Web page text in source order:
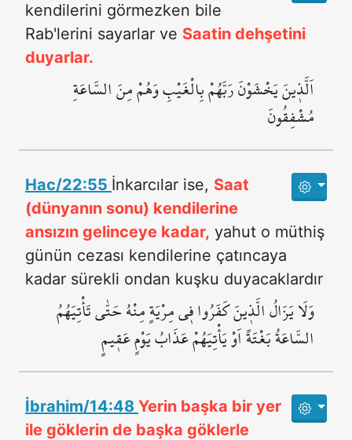
kendilerini görmezken bile
Rab'lerini sayarlar ve Saatin dehşetini
duyarlar.
اَلَّذ۪ينَ يَخْشَوْنَ رَبَّهُمْ بِالْغَيْبِ وَهُمْ مِنَ السَّاعَةِ
مُشْفِقُونَ
Hac/22:55 İnkarcılar ise, Saat
(dünyanın sonu) kendilerine
ansızın gelinceye kadar, yahut o müthiş
günün cezası kendilerine çatıncaya
kadar sürekli ondan kuşku duyacaklardır
وَلَا يَزَالُ الَّذ۪ينَ كَفَرُوا ف۪ي مِرْيَةٍ مِنْهُ حَتّٰى تَأْتِيَهُمُ
السَّاعَةُ بَغْتَةً اَوْ يَأْتِيَهُمْ عَذَابُ يَوْمٍ عَق۪يمٍ
İbrahim/14:48 Yerin başka bir yer
ile göklerin de başka göklerle